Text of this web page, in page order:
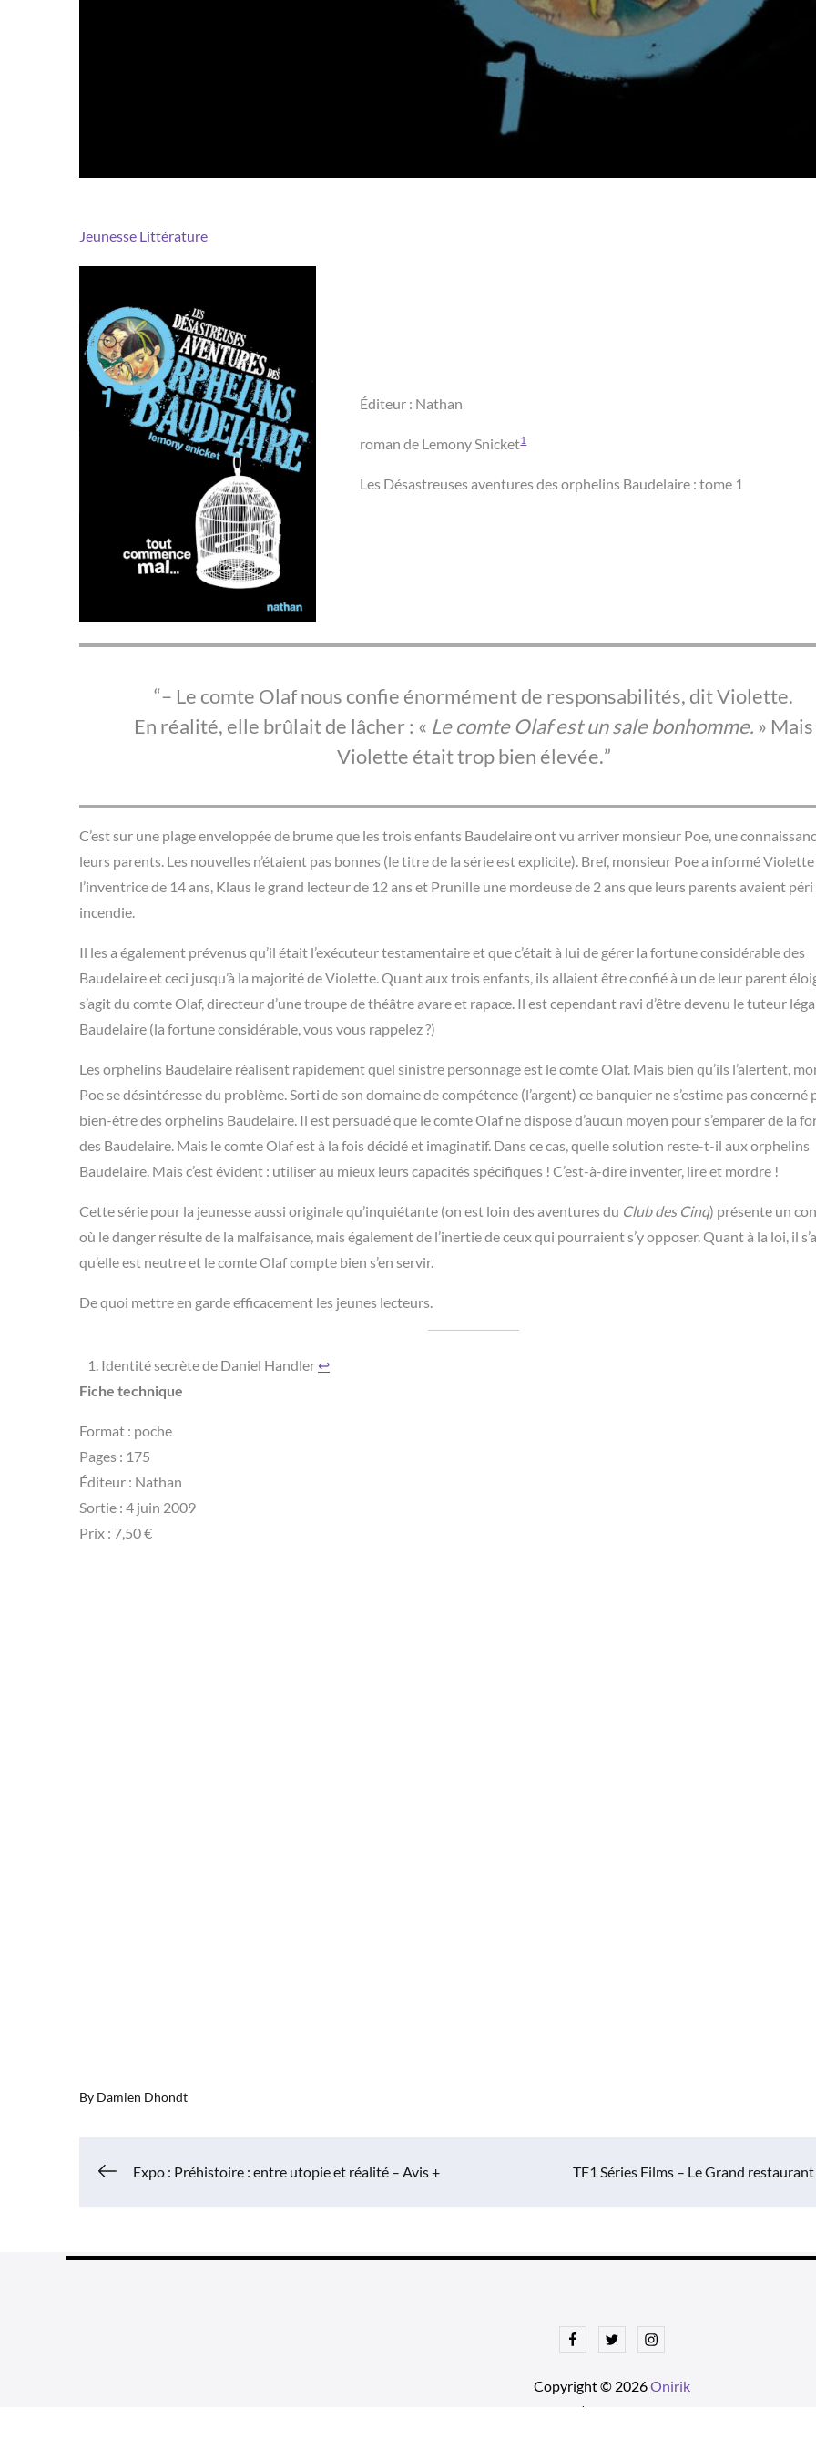
Jeunesse Littérature
Éditeur : Nathan
roman de Lemony Snicket1
Les Désastreuses aventures des orphelins Baudelaire : tome 1
– Le comte Olaf nous confie énormément de responsabilités, dit Violette.
En réalité, elle brûlait de lâcher : « Le comte Olaf est un sale bonhomme. » Mais
Violette était trop bien élevée.
C’est sur une plage enveloppée de brume que les trois enfants Baudelaire ont vu arriver monsieur Poe, une
leurs parents. Les nouvelles n’étaient pas bonnes (le titre de la série est explicite). Bref, monsieur Poe a informé Violette
l’inventrice de 14 ans, Klaus le grand lecteur de 12 ans et Prunille une mordeuse de 2 ans que leurs parents avaient péri
incendie.
Il les a également prévenus qu’il était l’exécuteur testamentaire et que c’était à lui de gérer la fortune considérable des
Baudelaire et ceci jusqu’à la majorité de Violette. Quant aux trois enfants, ils allaient être confié à un de leur parent
s’agit du comte Olaf, directeur d’une troupe de théâtre avare et rapace. Il est cependant ravi d’être devenu le tuteur
Baudelaire (la fortune considérable, vous vous rappelez ?)
Les orphelins Baudelaire réalisent rapidement quel sinistre personnage est le comte Olaf. Mais bien qu’ils l’alertent,
Poe se désintéresse du problème. Sorti de son domaine de compétence (l’argent) ce banquier ne s’estime pas concerné
bien-être des orphelins Baudelaire. Il est persuadé que le comte Olaf ne dispose d’aucun moyen pour s’emparer de la
des Baudelaire. Mais le comte Olaf est à la fois décidé et imaginatif. Dans ce cas, quelle solution reste-t-il aux orphelins
Baudelaire. Mais c’est évident : utiliser au mieux leurs capacités spécifiques ! C’est-à-dire inventer, lire et mordre !
Cette série pour la jeunesse aussi originale qu’inquiétante (on est loin des aventures du Club des Cinq) présente un
où le danger résulte de la malfaisance, mais également de l’inertie de ceux qui pourraient s’y opposer. Quant à la loi, il
qu’elle est neutre et le comte Olaf compte bien s’en servir.
De quoi mettre en garde efficacement les jeunes lecteurs.
Identité secrète de Daniel Handler ↩︎
Fiche technique
Format : poche
Pages : 175
Éditeur : Nathan
Sortie : 4 juin 2009
Prix : 7,50 €
By Damien Dhondt
Navigation
Expo : Préhistoire : entre utopie et réalité – Avis + TF1 Séries Films – Le Grand restaurant
FacebookTwitterInstagram
Copyright © 2026Onirik
| Ajustements par